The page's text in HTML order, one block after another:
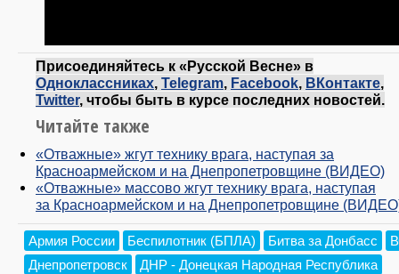
Присоединяйтесь к «Русской Весне» в
Одноклассниках, Telegram, Facebook, ВКонтакте,
Twitter, чтобы быть в курсе последних новостей.
Читайте также
«Отважные» жгут технику врага, наступая за
Красноармейском и на Днепропетровщине (ВИДЕО)
«Отважные» массово жгут технику врага, наступая
за Красноармейском и на Днепропетровщине
Армия России Беспилотник (БПЛА) Битва за Донбасс
Днепропетровск
ДНР - Донецкая Народная Республика